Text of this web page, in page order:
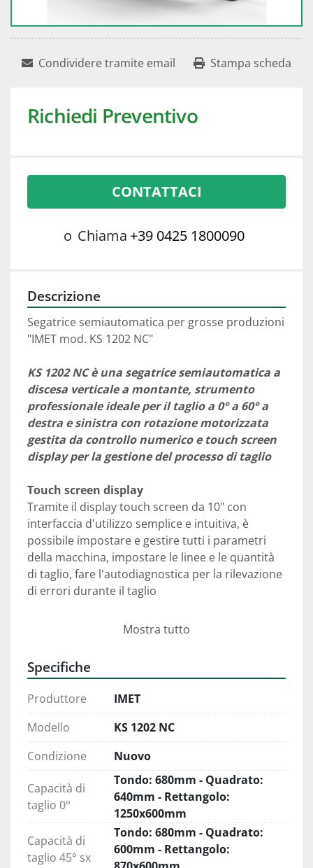
Condividere tramite email Stampa scheda
Richiedi Preventivo
CONTATTACI
o Chiama +39 0425 1800090
Descrizione
Segatrice semiautomatica per grosse produzioni
"IMET mod. KS 1202 NC"
KS 1202 NC è una segatrice semiautomatica a
discesa verticale a montante, strumento
professionale ideale per il taglio a 0° a 60° a
destra e sinistra con rotazione motorizzata
gestita da controllo numerico e touch screen
display per la gestione del processo di taglio
Touch screen display
Tramite il display touch screen da 10" con
interfaccia d'utilizzo semplice e intuitiva, è
possibile impostare e gestire tutti i parametri
della macchina, impostare le linee e le quantità
di taglio, fare l'autodiagnostica per la rilevazione
di errori durante il taglio
Rigido arco in acciaio
elettrosaldato, sezione di grosso spessore per
avere maggiore resistenza alla torsione. La
struttura dell'arco permette di diminuire le
taglio.
Rotazione dell'arco
Su tutte le segatrici a rotazione automatica
dell'arco la stessa avviene tramite cinghia
dentata e motoriduttore, il bloccaggio avviene
tramite cilindro idraulico. Gestione della
rotazione tramite display touch da 10".
Mostra tutto
Specifiche
Produttore
IMET
Modello
KS 1202 NC
Condizione
Nuovo
Capacità di
taglio 0°
Tondo: 680mm - Quadrato:
640mm - Rettangolo:
1250x600mm
Capacità di
taglio 45° sx
Tondo: 680mm - Quadrato:
600mm - Rettangolo: